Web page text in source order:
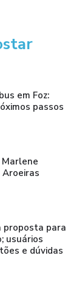
em Foz:
passos
Marlene
Aroeiras
proposta para
usuários
e dúvidas